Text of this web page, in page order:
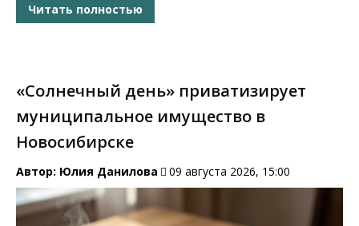
Читать полностью
«Солнечный день» приватизирует
муниципальное имущество в
Новосибирске
Автор: Юлия Данилова 09 августа 2026, 15:00